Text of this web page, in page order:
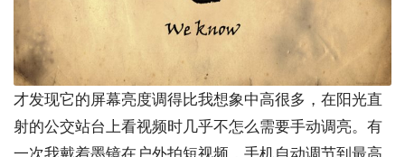
才发现它的屏幕亮度调得比我想象中高很多，在阳光直
射的公交站台上看视频时几乎不怎么需要手动调亮。有
一次我戴着墨镜在户外拍短视频，手机自动调节到最高